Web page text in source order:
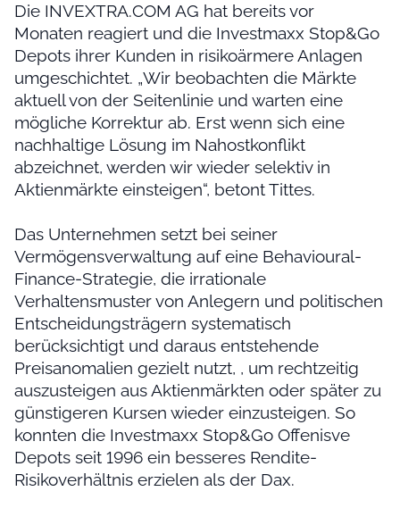
Die INVEXTRA.COM AG hat bereits vor
Monaten reagiert und die Investmaxx Stop&Go
Depots ihrer Kunden in risikoärmere Anlagen
umgeschichtet. „Wir beobachten die Märkte
aktuell von der Seitenlinie und warten eine
mögliche Korrektur ab. Erst wenn sich eine
nachhaltige Lösung im Nahostkonflikt
abzeichnet, werden wir wieder selektiv in
Aktienmärkte einsteigen“, betont Tittes.
Das Unternehmen setzt bei seiner
Vermögensverwaltung auf eine Behavioural-
Finance-Strategie, die irrationale
Verhaltensmuster von Anlegern und politischen
Entscheidungsträgern systematisch
berücksichtigt und daraus entstehende
Preisanomalien gezielt nutzt, , um rechtzeitig
auszusteigen aus Aktienmärkten oder später zu
günstigeren Kursen wieder einzusteigen. So
konnten die Investmaxx Stop&Go Offenisve
Depots seit 1996 ein besseres Rendite-
Risikoverhältnis erzielen als der Dax.